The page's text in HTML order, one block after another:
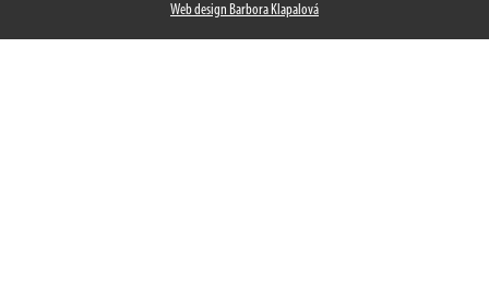
Web design Barbora Klapalová